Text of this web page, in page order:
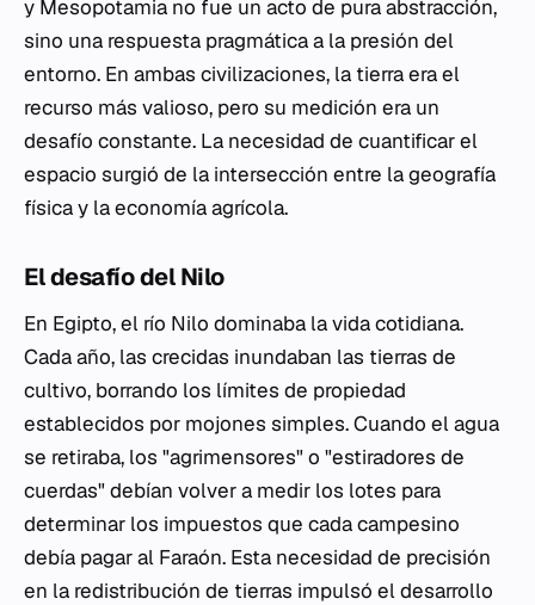
y Mesopotamia no fue un acto de pura abstracción,
sino una respuesta pragmática a la presión del
entorno. En ambas civilizaciones, la tierra era el
recurso más valioso, pero su medición era un
desafío constante. La necesidad de cuantificar el
espacio surgió de la intersección entre la geografía
física y la economía agrícola.
El desafío del Nilo
En Egipto, el río Nilo dominaba la vida cotidiana.
Cada año, las crecidas inundaban las tierras de
cultivo, borrando los límites de propiedad
establecidos por mojones simples. Cuando el agua
se retiraba, los "agrimensores" o "estiradores de
cuerdas" debían volver a medir los lotes para
determinar los impuestos que cada campesino
debía pagar al Faraón. Esta necesidad de precisión
en la redistribución de tierras impulsó el desarrollo